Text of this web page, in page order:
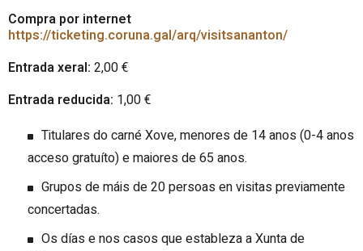
Compra por internet
https://ticketing.coruna.gal/arq/visitsananton/
Entrada xeral: 2,00 €
Entrada reducida: 1,00 €
Titulares do carné Xove, menores de 14 anos (0-4 anos
acceso gratuíto) e maiores de 65 anos.
Grupos de máis de 20 persoas en visitas previamente
concertadas.
Os días e nos casos que estableza a Xunta de